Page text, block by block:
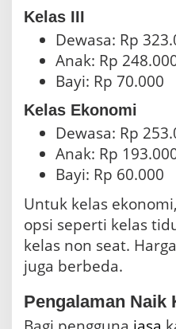
Kelas III
Dewasa: Rp
Anak: Rp
Bayi: Rp 70.000
Kelas Ekonomi
Dewasa: Rp
Anak: Rp
Bayi: Rp 60.000
Untuk kelas
opsi seperti kelas
kelas non seat.
juga berbeda.
Pengalaman Naik